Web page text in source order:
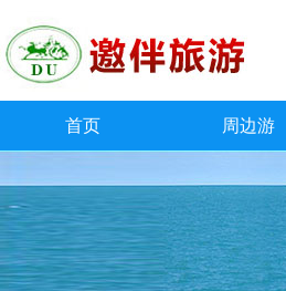
首页 周边游